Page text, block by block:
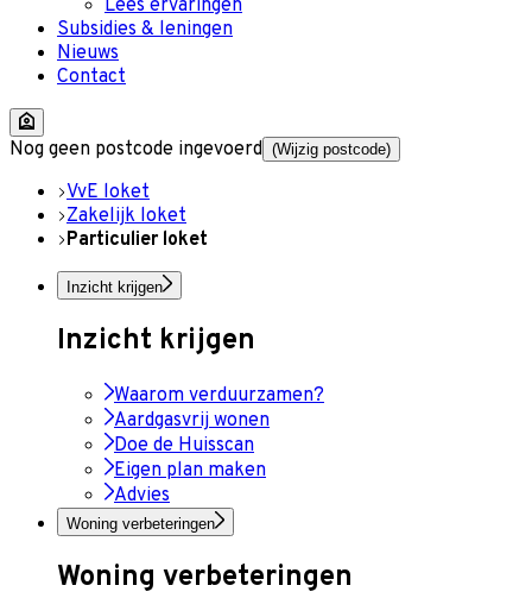
Lees ervaringen
Subsidies & leningen
Nieuws
Contact
Nog geen postcode ingevoerd (Wijzig postcode)
VvE loket
Zakelijk loket
Particulier loket
Inzicht krijgen
Inzicht krijgen
Waarom verduurzamen?
Aardgasvrij wonen
Doe de Huisscan
Eigen plan maken
Advies
Woning verbeteringen
Woning verbeteringen